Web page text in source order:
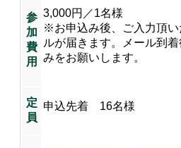
参
加
費
用
3,000円／1名様
※お申込み後、ご入力頂
ルが届きます。メール到
みをお願いします。
定
員
申込先着 16名様